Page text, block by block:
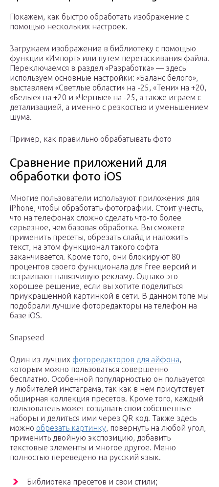
Покажем, как быстро обработать изображение с
помощью нескольких настроек.
Загружаем изображение в библиотеку с помощью
функции «Импорт» или путем перетаскивания файла.
Переключаемся в раздел «Разработка» — здесь
используем основные настройки: «Баланс белого»,
выставляем «Светлые области» на -25, «Тени» на +20,
«Белые» на +20 и «Черные» на -25, а также играем с
детализацией, а именно с резкостью и уменьшением
шума.
Пример, как правильно обрабатывать фото
Сравнение приложений для
обработки фото iOS
Многие пользователи используют приложения для
iPhone, чтобы обработать фотографии. Стоит учесть,
что на телефонах сложно сделать что-то более
серьезное, чем базовая обработка. Вы сможете
применить пресеты, обрезать слайд и наложить
текст, на этом функционал такого софта
заканчивается. Кроме того, они блокируют 80
процентов своего функционала для free версий и
встраивают навязчивую рекламу. Однако это
хорошее решение, если вы хотите поделиться
приукрашенной картинкой в сети. В данном топе мы
подобрали лучшие фоторедакторы на телефон на
базе iOS.
Snapseed
Один из лучших фоторедакторов для айфона,
которым можно пользоваться совершенно
бесплатно. Особенной популярностью он пользуется
у любителей инстаграма, так как в нем присутствует
обширная коллекция пресетов. Кроме того, каждый
пользователь может создавать свои собственные
наборы и делиться ими через QR код. Также здесь
можно обрезать картинку, повернуть на любой угол,
применить двойную экспозицию, добавить
текстовые элементы и многое другое. Меню
полностью переведено на русский язык.
Библиотека пресетов и свои стили;